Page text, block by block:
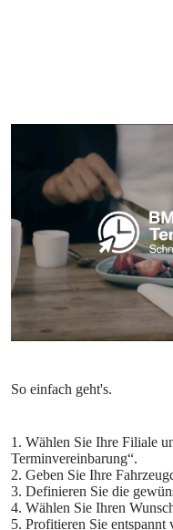
1. Wählen Sie Ihre Filiale
Terminvereinbarung“.
2. Geben Sie Ihre
3. Definieren Sie die
4. Wählen Sie Ihren
5. Profitieren Sie entspannt